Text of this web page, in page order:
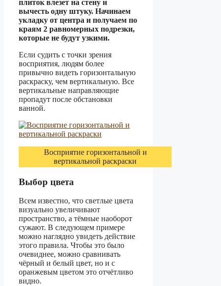
плиток влезет на стену и
вычесть одну штуку. Начинаем
укладку от центра и получаем по
краям 2 равномерных подрезки,
которые не будут узкими.
Если судить с точки зрения
восприятия, людям более
привычно видеть горизонтальную
раскраску, чем вертикальную. Все
вертикальные направляющие
пропадут после обстановки
ванной.
Восприятие горизонтальной и
вертикальной раскраски
Выбор цвета
Всем известно, что светлые цвета
визуально увеличивают
пространство, а тёмные наоборот
сужают. В следующем примере
можно наглядно увидеть действие
этого правила. Чтобы это было
очевиднее, можно сравнивать
чёрный и белый цвет, но и с
оранжевым цветом это отчётливо
видно.